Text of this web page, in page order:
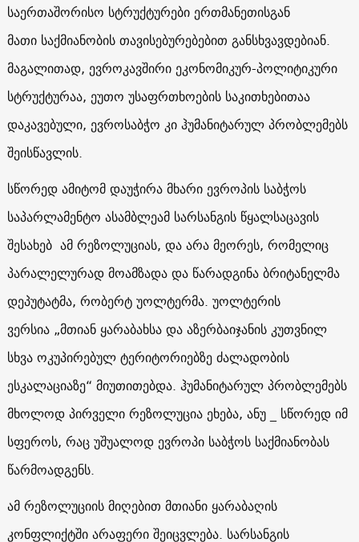
საერთაშორისო სტრუქტურები ერთმანეთისგან
მათი საქმიანობის თავისებურებებით განსხვავდებიან.
მაგალითად, ევროკავშირი ეკონომიკურ-პოლიტიკური
სტრუქტურაა, ეუთო უსაფრთხოების საკითხებითაა
დაკავებული, ევროსაბჭო კი ჰუმანიტარულ პრობლემებს
შეისწავლის.
სწორედ ამიტომ დაუჭირა მხარი ევროპის საბჭოს
საპარლამენტო ასამბლეამ სარსანგის წყალსაცავის
შესახებ ამ რეზოლუციას, და არა მეორეს, რომელიც
პარალელურად მოამზადა და წარადგინა ბრიტანელმა
დეპუტატმა, რობერტ უოლტერმა. უოლტერის
ვერსია „მთიან ყარაბახსა და აზერბაიჯანის კუთვნილ
სხვა ოკუპირებულ ტერიტორიებზე ძალადობის
ესკალაციაზე“ მიუთითებდა. ჰუმანიტარულ პრობლემებს
მხოლოდ პირველი რეზოლუცია ეხება, ანუ _ სწორედ იმ
სფეროს, რაც უშუალოდ ევროპი საბჭოს საქმიანობას
წარმოადგენს.
ამ რეზოლუციის მიღებით მთიანი ყარაბაღის
კონფლიქტში არაფერი შეიცვლება. სარსანგის